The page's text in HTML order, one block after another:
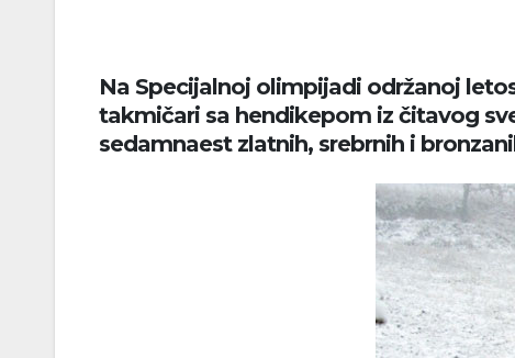
Na Specijalnoj olimpijadi održanoj
takmičari sa hendikepom iz čitavog
sedamnaest zlatnih, srebrnih i